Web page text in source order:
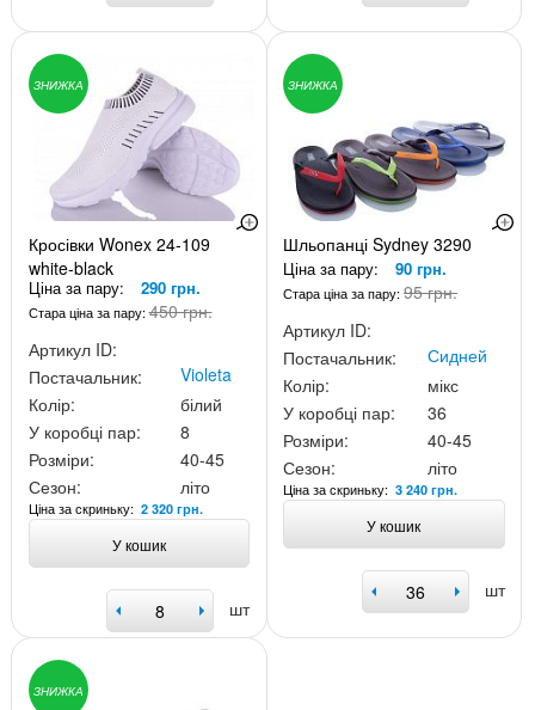
ЗНИЖКА
Кросівки Wonex 24-109
white-black
Ціна за пару: 290 грн.
Стара ціна за пару:450 грн.
Артикул ID:
Постачальник:
Violeta
Колір:
білий
У коробці пар:
8
Розміри:
40-45
Сезон:
літо
Ціна за скриньку: 2 320 грн.
У кошик
шт
ЗНИЖКА
Шльопанці Sydney 3290
Ціна за пару: 90 грн.
Стара ціна за пару:95 грн.
Артикул ID:
Постачальник:
Сидней
Колір:
мікс
У коробці пар:
36
Розміри:
40-45
Сезон:
літо
Ціна за скриньку:3 240 грн.
У кошик
шт
ЗНИЖКА